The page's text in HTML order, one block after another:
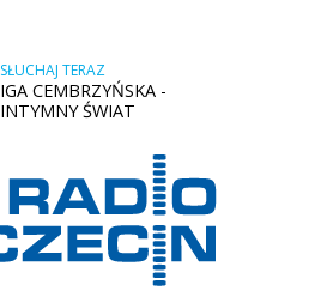
SŁUCHAJ TERAZ
IGA CEMBRZYŃSKA -
INTYMNY ŚWIAT